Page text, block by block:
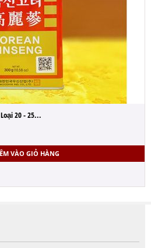
20 - 25...
VÀO GIỎ HÀNG